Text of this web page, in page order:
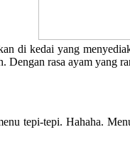
di kedai yang
Dengan rasa ayam yang
tepi-tepi. Hahaha.